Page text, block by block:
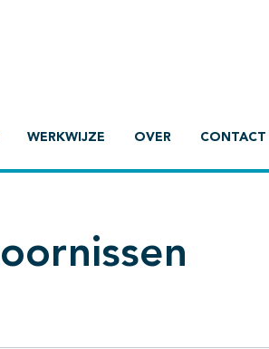
WERKWIJZE OVER CONTACT